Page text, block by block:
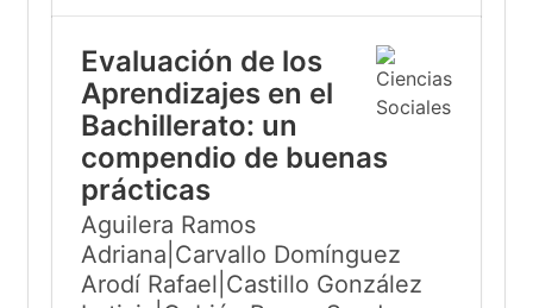
Evaluación de los
Aprendizajes en el
Bachillerato: un
compendio de buenas
prácticas
Aguilera Ramos
Adriana|Carvallo Domínguez
Arodí Rafael|Castillo González